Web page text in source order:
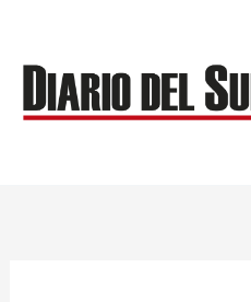
contenido